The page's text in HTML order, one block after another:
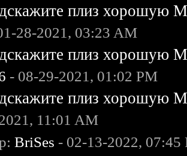
плиз хорошую
28-2021, 03:23 AM
плиз хорошую
- 08-29-2021, 01:02 PM
плиз хорошую
11:01 AM
BriSes - 02-13-2022, 07:45